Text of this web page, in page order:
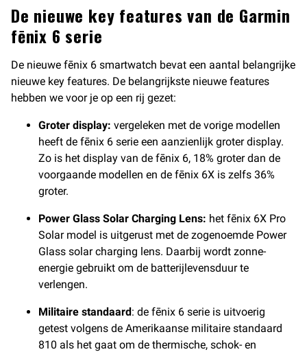
De nieuwe key features van de Garmin
fēnix 6 serie
De nieuwe fēnix 6 smartwatch bevat een aantal belangrijke
nieuwe key features. De belangrijkste nieuwe features
hebben we voor je op een rij gezet:
Groter display: vergeleken met de vorige modellen
heeft de fēnix 6 serie een aanzienlijk groter display.
Zo is het display van de fēnix 6, 18% groter dan de
voorgaande modellen en de fēnix 6X is zelfs 36%
groter.
Power Glass Solar Charging Lens: het fēnix 6X Pro
Solar model is uitgerust met de zogenoemde Power
Glass solar charging lens. Daarbij wordt zonne-
energie gebruikt om de batterijlevensduur te
verlengen.
Militaire standaard : de fēnix 6 serie is uitvoerig
getest volgens de Amerikaanse militaire standaard
810 als het gaat om de thermische, schok- en